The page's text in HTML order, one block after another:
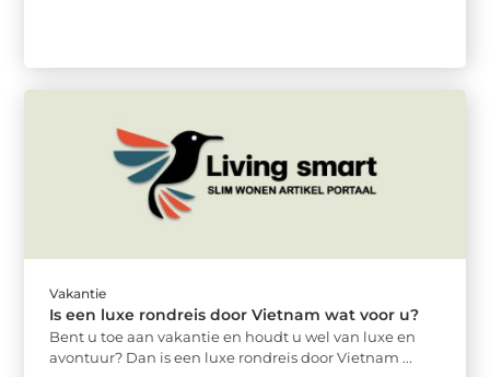
Vakantie
Is een luxe rondreis door Vietnam wat voor u?
Bent u toe aan vakantie en houdt u wel van luxe en
avontuur? Dan is een luxe rondreis door Vietnam ...